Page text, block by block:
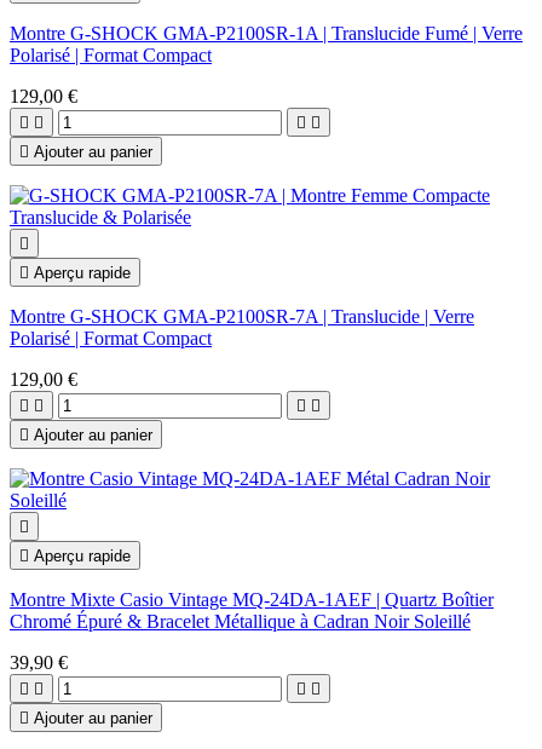
Montre G-SHOCK GMA-P2100SR-1A | Translucide Fumé | Verre
Polarisé | Format Compact
129,00 €
   
 Ajouter au panier

 Aperçu rapide
Montre G-SHOCK GMA-P2100SR-7A | Translucide | Verre
Polarisé | Format Compact
129,00 €
   
 Ajouter au panier

 Aperçu rapide
Montre Mixte Casio Vintage MQ-24DA-1AEF | Quartz Boîtier
Chromé Épuré & Bracelet Métallique à Cadran Noir Soleillé
39,90 €
   
 Ajouter au panier